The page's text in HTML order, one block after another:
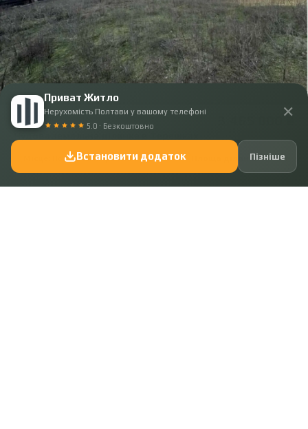
Приват Житло
Нерухомість Полтави у вашому телефоні
5.0 · Безкоштовно
✕
Встановити додаток Пізніше
Код: 38607 3 465 000 ₴
Полтавський район, Терешки Площа ділянки:14 сот.